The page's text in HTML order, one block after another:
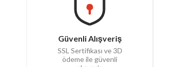
Güvenli Alışveriş
SSL Sertifikası ve 3D
ödeme ile güvenli